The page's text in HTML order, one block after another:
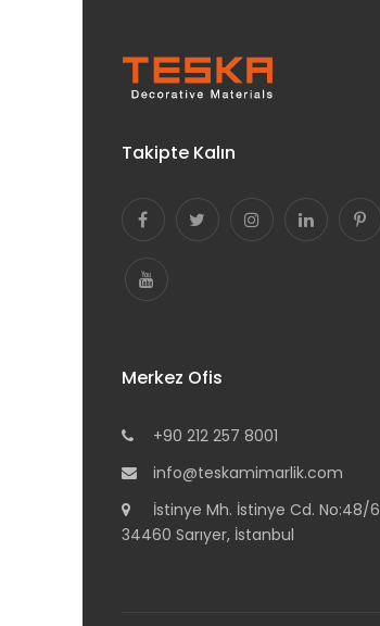
Takipte Kalın
Merkez Ofis
+90 212 257 8001
info@teskamimarlik.com
İstinye Mh. İstinye Cd. No:48/6
34460 Sarıyer, İstanbul